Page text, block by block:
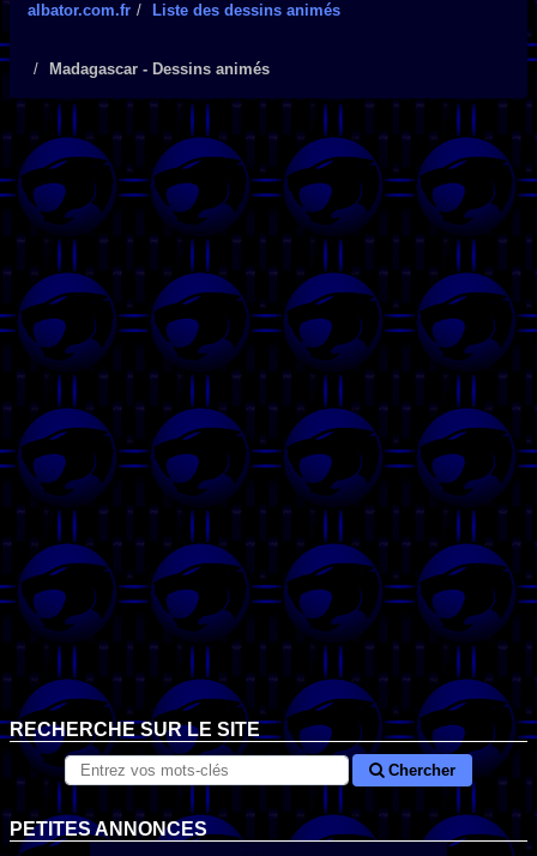
albator.com.fr Liste des dessins animés
Madagascar - Dessins animés
RECHERCHE SUR LE SITE
Chercher
PETITES ANNONCES